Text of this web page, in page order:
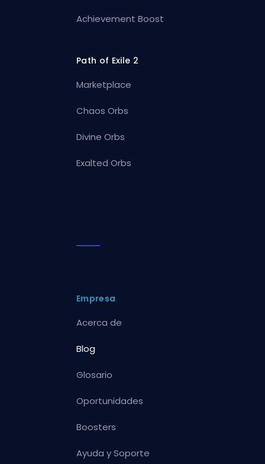
Achievement Boost
Path of Exile 2
Marketplace
Chaos Orbs
Divine Orbs
Exalted Orbs
Empresa
Acerca de
Blog
Glosario
Oportunidades
Boosters
Ayuda y Soporte